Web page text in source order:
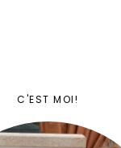
C'EST MOI!